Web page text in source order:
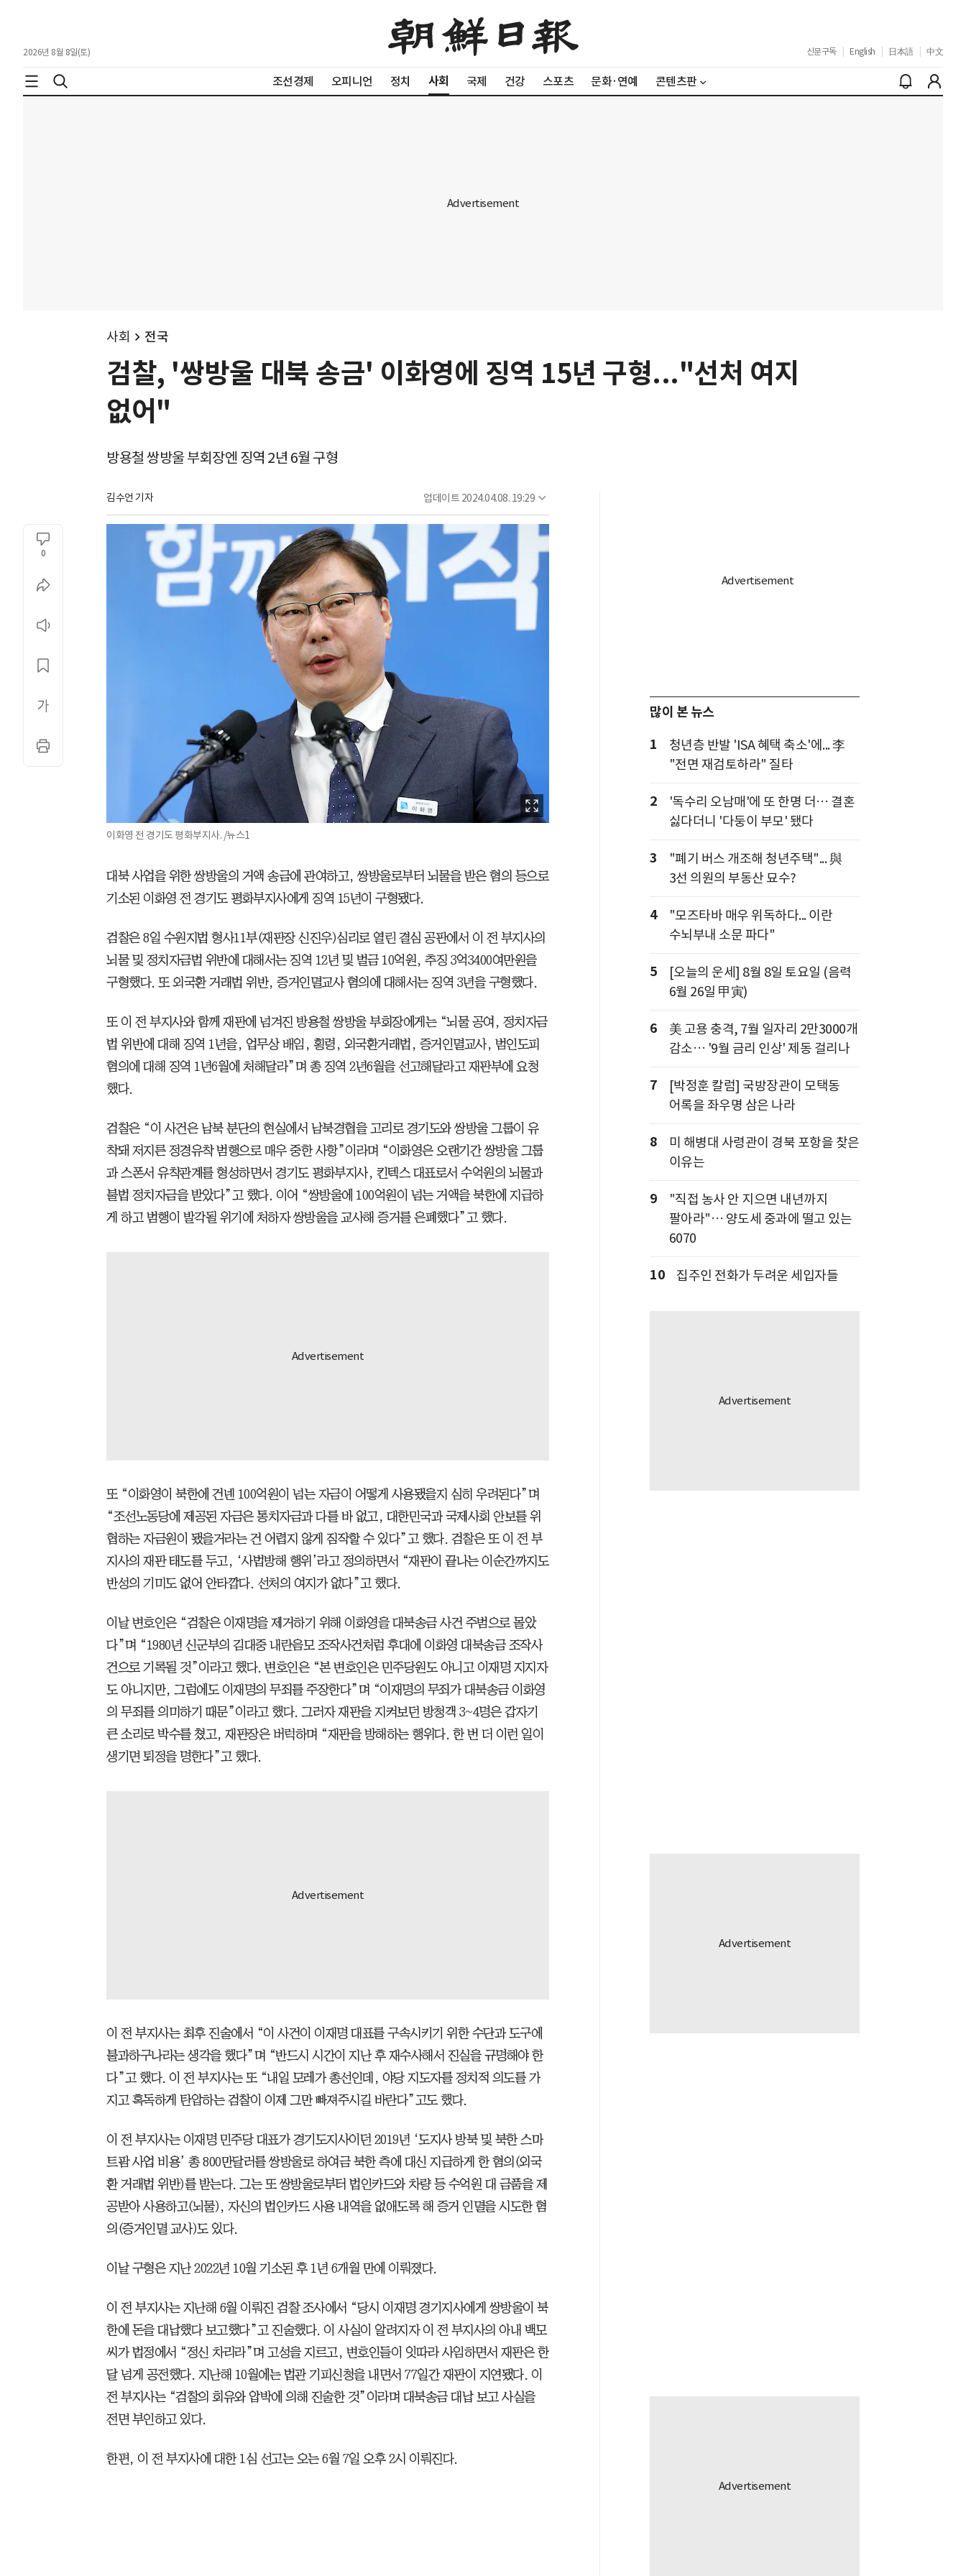
2026년 8월 8일(토) 신문구독 English 日本語 中文
조선경제 오피니언 정치 사회 국제 건강 스포츠 문화·연예 콘텐츠판
사회 전국
검찰, '쌍방울 대북 송금' 이화영에 징역 15년 구형..."선처 여지
없어"
방용철 쌍방울 부회장엔 징역 2년 6월 구형
김수언 기자 업데이트 2024.04.08. 19:29
0
이화영 전 경기도 평화부지사. /뉴스1
대북 사업을 위한 쌍방울의 거액 송금에 관여하고, 쌍방울로부터 뇌물을 받은 혐의 등으로
기소된 이화영 전 경기도 평화부지사에게 징역 15년이 구형됐다.
검찰은 8일 수원지법 형사11부(재판장 신진우)심리로 열린 결심 공판에서 이 전 부지사의
뇌물 및 정치자금법 위반에 대해서는 징역 12년 및 벌금 10억원, 추징 3억3400여만원을
구형했다. 또 외국환 거래법 위반, 증거인멸교사 혐의에 대해서는 징역 3년을 구형했다.
또 이 전 부지사와 함께 재판에 넘겨진 방용철 쌍방울 부회장에게는 “뇌물 공여, 정치자금
법 위반에 대해 징역 1년을, 업무상 배임, 횡령, 외국환거래법, 증거인멸교사, 범인도피
혐의에 대해 징역 1년6월에 처해달라”며 총 징역 2년6월을 선고해달라고 재판부에 요청
했다.
검찰은 “이 사건은 남북 분단의 현실에서 남북경협을 고리로 경기도와 쌍방울 그룹이 유
착돼 저지른 정경유착 범행으로 매우 중한 사항”이라며 “이화영은 오랜기간 쌍방울 그룹
과 스폰서 유착관계를 형성하면서 경기도 평화부지사, 킨텍스 대표로서 수억원의 뇌물과
불법 정치자금을 받았다”고 했다. 이어 “쌍방울에 100억원이 넘는 거액을 북한에 지급하
게 하고 범행이 발각될 위기에 처하자 쌍방울을 교사해 증거를 은폐했다”고 했다.
또 “이화영이 북한에 건넨 100억원이 넘는 자금이 어떻게 사용됐을지 심히 우려된다”며
“조선노동당에 제공된 자금은 통치자금과 다를 바 없고, 대한민국과 국제사회 안보를 위
협하는 자금원이 됐을거라는 건 어렵지 않게 짐작할 수 있다”고 했다. 검찰은 또 이 전 부
지사의 재판 태도를 두고, ‘사법방해 행위’라고 정의하면서 “재판이 끝나는 이순간까지도
반성의 기미도 없어 안타깝다. 선처의 여지가 없다”고 했다.
이날 변호인은 “검찰은 이재명을 제거하기 위해 이화영을 대북송금 사건 주범으로 몰았
다”며 “1980년 신군부의 김대중 내란음모 조작사건처럼 후대에 이화영 대북송금 조작사
건으로 기록될 것”이라고 했다. 변호인은 “본 변호인은 민주당원도 아니고 이재명 지지자
도 아니지만, 그럼에도 이재명의 무죄를 주장한다”며 “이재명의 무죄가 대북송금 이화영
의 무죄를 의미하기 때문”이라고 했다. 그러자 재판을 지켜보던 방청객 3~4명은 갑자기
큰 소리로 박수를 쳤고, 재판장은 버럭하며 “재판을 방해하는 행위다. 한 번 더 이런 일이
생기면 퇴정을 명한다”고 했다.
이 전 부지사는 최후 진술에서 “이 사건이 이재명 대표를 구속시키기 위한 수단과 도구에
불과하구나라는 생각을 했다”며 “반드시 시간이 지난 후 재수사해서 진실을 규명해야 한
다”고 했다. 이 전 부지사는 또 “내일 모레가 총선인데, 야당 지도자를 정치적 의도를 가
지고 혹독하게 탄압하는 검찰이 이제 그만 빠져주시길 바란다”고도 했다.
이 전 부지사는 이재명 민주당 대표가 경기도지사이던 2019년 ‘도지사 방북 및 북한 스마
트팜 사업 비용’ 총 800만달러를 쌍방울로 하여금 북한 측에 대신 지급하게 한 혐의(외국
환 거래법 위반)를 받는다. 그는 또 쌍방울로부터 법인카드와 차량 등 수억원 대 금품을 제
공받아 사용하고(뇌물), 자신의 법인카드 사용 내역을 없애도록 해 증거 인멸을 시도한 혐
의(증거인멸 교사)도 있다.
이날 구형은 지난 2022년 10월 기소된 후 1년 6개월 만에 이뤄졌다.
이 전 부지사는 지난해 6월 이뤄진 검찰 조사에서 “당시 이재명 경기지사에게 쌍방울이 북
한에 돈을 대납했다 보고했다”고 진술했다. 이 사실이 알려지자 이 전 부지사의 아내 백모
씨가 법정에서 “정신 차리라”며 고성을 지르고, 변호인들이 잇따라 사임하면서 재판은 한
달 넘게 공전했다. 지난해 10월에는 법관 기피신청을 내면서 77일간 재판이 지연됐다. 이
전 부지사는 “검찰의 회유와 압박에 의해 진술한 것”이라며 대북송금 대납 보고 사실을
전면 부인하고 있다.
한편, 이 전 부지사에 대한 1심 선고는 오는 6월 7일 오후 2시 이뤄진다.
많이 본 뉴스
1
청년층 반발 'ISA 혜택 축소'에... 李
"전면 재검토하라" 질타
2
'독수리 오남매'에 또 한명 더… 결혼
싫다더니 '다둥이 부모' 됐다
3
"폐기 버스 개조해 청년주택"... 與
3선 의원의 부동산 묘수?
4
"모즈타바 매우 위독하다... 이란
수뇌부내 소문 파다"
5
[오늘의 운세] 8월 8일 토요일 (음력
6월 26일 甲寅)
6
美 고용 충격, 7월 일자리 2만3000개
감소… '9월 금리 인상' 제동 걸리나
7
[박정훈 칼럼] 국방장관이 모택동
어록을 좌우명 삼은 나라
8
미 해병대 사령관이 경북 포항을 찾은
이유는
9
"직접 농사 안 지으면 내년까지
팔아라"… 양도세 중과에 떨고 있는
6070
10 집주인 전화가 두려운 세입자들